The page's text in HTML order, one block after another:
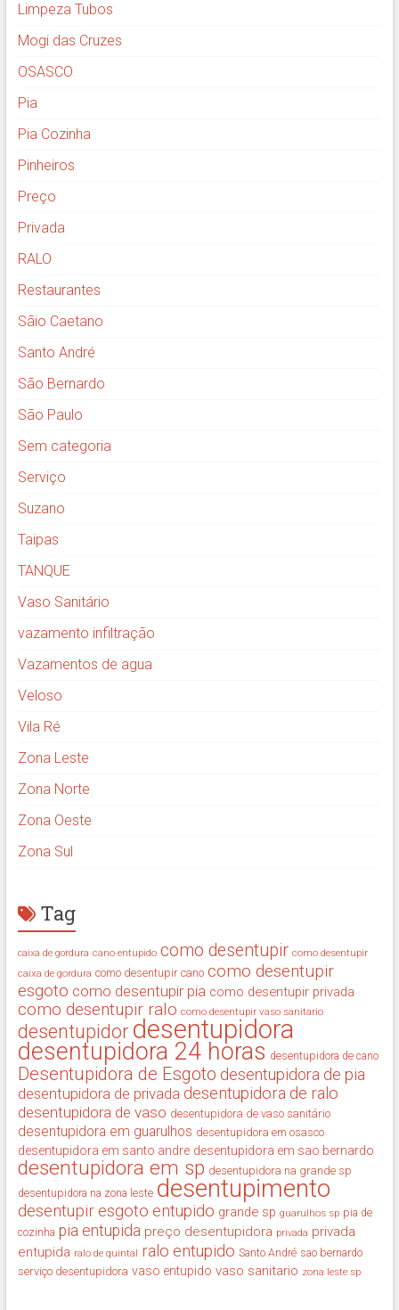
Limpeza Tubos
Mogi das Cruzes
OSASCO
Pia
Pia Cozinha
Pinheiros
Preço
Privada
RALO
Restaurantes
Sãio Caetano
Santo André
São Bernardo
São Paulo
Sem categoria
Serviço
Suzano
Taipas
TANQUE
Vaso Sanitário
vazamento infiltração
Vazamentos de agua
Veloso
Vila Ré
Zona Leste
Zona Norte
Zona Oeste
Zona Sul
Tag
caixa de gordura cano entupido como desentupir como desentupir
caixa de gordura como desentupir cano como desentupir
esgoto como desentupir pia como desentupir privada
como desentupir ralo como desentupir vaso sanitario
desentupidor desentupidora
desentupidora 24 horas desentupidora de cano
Desentupidora de Esgoto desentupidora de pia
desentupidora de privada desentupidora de ralo
desentupidora de vaso desentupidora de vaso sanitário
desentupidora em guarulhos desentupidora em osasco
desentupidora em santo andre desentupidora em sao bernardo
desentupidora em sp desentupidora na grande sp
desentupidora na zona leste desentupimento
desentupir esgoto entupido grande sp guarulhos sp pia de
cozinha pia entupida preço desentupidora privada privada
entupida ralo de quintal ralo entupido Santo André sao bernardo
serviço desentupidora vaso entupido vaso sanitario zona leste sp